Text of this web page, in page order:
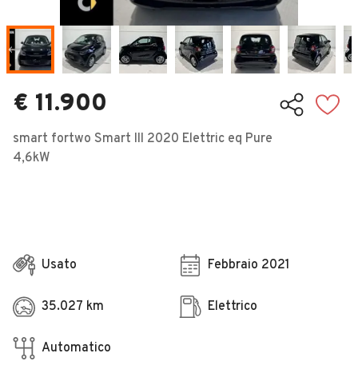
Veicoli Commerciali
Concessionari
€ 11.900
smart fortwo Smart III 2020 Elettric eq Pure
4,6kW
Usato Febbraio 2021
35.027 km Elettrico
Automatico